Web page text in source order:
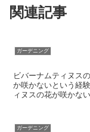
関連記事
ガーデニング
ビバーナムティヌス
か咲かないという経
ィヌスの花が咲かな
ガーデニング